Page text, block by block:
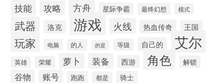
技能 攻略 方舟 星际争霸 最终幻想 模式
武器 洛克 游戏 火线 热血传奇 王国
玩家 电脑 的人 的是 等级 自己的 艾尔
英雄 荣耀 萝卜 装备 西游 角色 解锁
谷物 账号 跑跑 都是 骑士